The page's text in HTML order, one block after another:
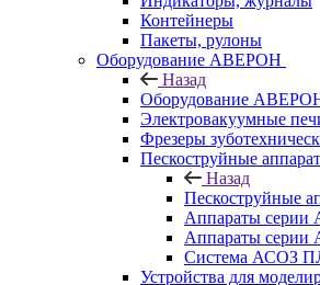
Контейнеры
Пакеты, рулоны
Оборудование АВЕРОН
Назад
Оборудование
Электровакуумные
Фрезеры
Пескоструйные
Назад
Пескоструйные
Аппараты
Аппараты
Система АСОЗ
Устройства для